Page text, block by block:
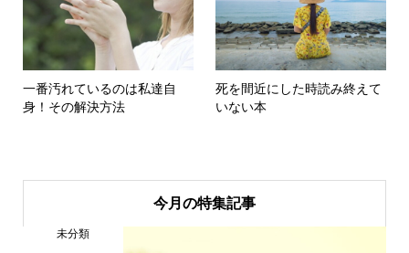
一番汚れているのは私達自
身！その解決方法
死を間近にした時読み終えて
いない本
今月の特集記事